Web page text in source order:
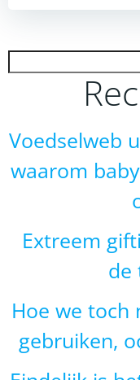
Voedselweb
waarom
Extreem
de
Hoe we toch
gebruiken,